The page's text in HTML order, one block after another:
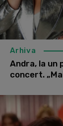
Arhiva
Andra, la un
concert.